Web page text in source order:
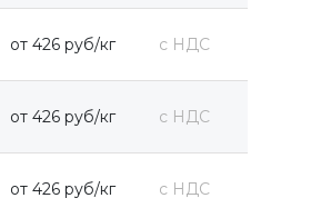
от 426 руб/кг с НДС
от 426 руб/кг с НДС
от 426 руб/кг с НДС